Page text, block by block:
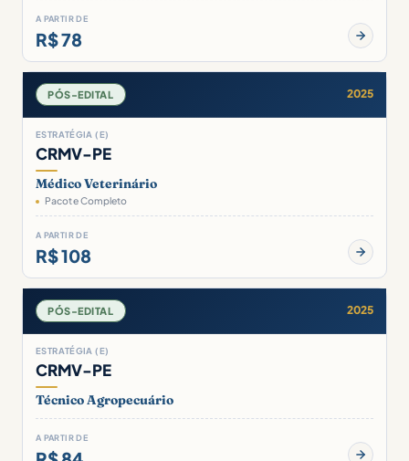
A PARTIR DE
R$ 78
PÓS-EDITAL 2025
ESTRATÉGIA (E)
CRMV-PE
Médico Veterinário
Pacote Completo
A PARTIR DE
R$ 108
PÓS-EDITAL 2025
ESTRATÉGIA (E)
CRMV-PE
Técnico Agropecuário
A PARTIR DE